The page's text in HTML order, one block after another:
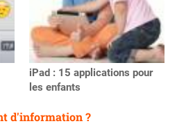
iPad : 15 applications pour
les enfants
d'information ?